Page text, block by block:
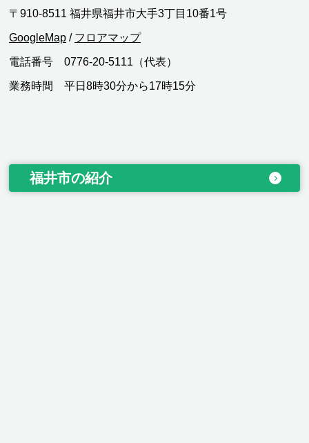
〒910-8511 福井県福井市大手3丁目10番1号
GoogleMap / フロアマップ
電話番号 0776-20-5111（代表）
業務時間 平日8時30分から17時15分
福井市の紹介